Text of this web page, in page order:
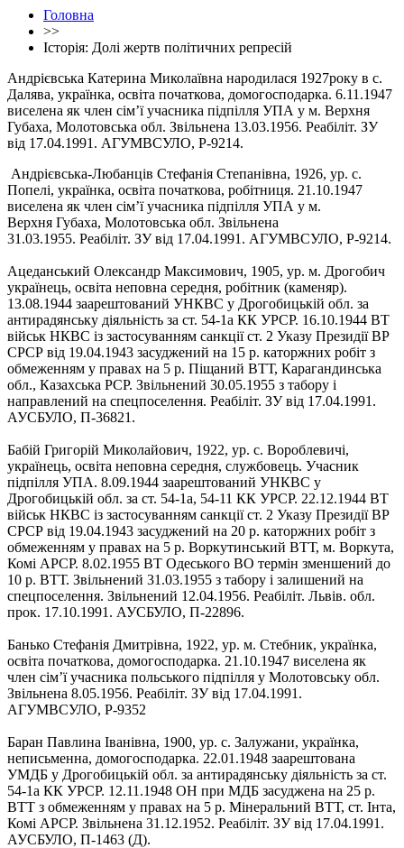
Головна
>>
Історія: Долі жертв політичних репресій
Андрієвська Катерина Миколаївна народилася 1927року в с.
Далява, українка, освіта початкова, домогосподарка. 6.11.1947
виселена як член сім’ї учасника підпілля УПА у м. Верхня
Губаха, Молотовська обл. Звільнена 13.03.1956. Реабіліт. ЗУ
від 17.04.1991. АГУМВСУЛО, Р-9214.
Андрієвська-Любанців Стефанія Степанівна, 1926, ур. с.
Попелі, українка, освіта початкова, робітниця. 21.10.1947
виселена як член сім’ї учасника підпілля УПА у м.
Верхня Губаха, Молотовська обл. Звільнена
31.03.1955. Реабіліт. ЗУ від 17.04.1991. АГУМВСУЛО, Р-9214.
Ацеданський Олександр Максимович, 1905, ур. м. Дрогобич
українець, освіта неповна середня, робітник (каменяр).
13.08.1944 заарештований УНКВС у Дрогобицькій обл. за
антирадянську діяльність за ст. 54-1а КК УРСР. 16.10.1944 ВТ
військ НКВС із застосуванням санкції ст. 2 Указу Президії ВР
СРСР від 19.04.1943 засуджений на 15 р. каторжних робіт з
обмеженням у правах на 5 р. Піщаний ВТТ, Карагандинська
обл., Казахська РСР. Звільнений 30.05.1955 з табору і
направлений на спецпоселення. Реабіліт. ЗУ від 17.04.1991.
АУСБУЛО, П-36821.
Бабій Григорій Миколайович, 1922, ур. с. Вороблевичі,
українець, освіта неповна середня, службовець. Учасник
підпілля УПА. 8.09.1944 заарештований УНКВС у
Дрогобицькій обл. за ст. 54-1а, 54-11 КК УРСР. 22.12.1944 ВТ
військ НКВС із застосуванням санкції ст. 2 Указу Президії ВР
СРСР від 19.04.1943 засуджений на 20 р. каторжних робіт з
обмеженням у правах на 5 р. Воркутинський ВТТ, м. Воркута,
Комі АРСР. 8.02.1955 ВТ Одеського ВО термін зменшений до
10 р. ВТТ. Звільнений 31.03.1955 з табору і залишений на
спецпоселення. Звільнений 12.04.1956. Реабіліт. Львів. обл.
прок. 17.10.1991. АУСБУЛО, П-22896.
Банько Стефанія Дмитрівна, 1922, ур. м. Стебник, українка,
освіта початкова, домогосподарка. 21.10.1947 виселена як
член сім’ї учасника польського підпілля у Молотовську обл.
Звільнена 8.05.1956. Реабіліт. ЗУ від 17.04.1991.
АГУМВСУЛО, Р-9352
Баран Павлина Іванівна, 1900, ур. с. Залужани, українка,
неписьменна, домогосподарка. 22.01.1948 заарештована
УМДБ у Дрогобицькій обл. за антирадянську діяльність за ст.
54-1а КК УРСР. 12.11.1948 ОН при МДБ засуджена на 25 р.
ВТТ з обмеженням у правах на 5 р. Мінеральний ВТТ, ст. Інта,
Комі АРСР. Звільнена 31.12.1952. Реабіліт. ЗУ від 17.04.1991.
АУСБУЛО, П-1463 (Д).